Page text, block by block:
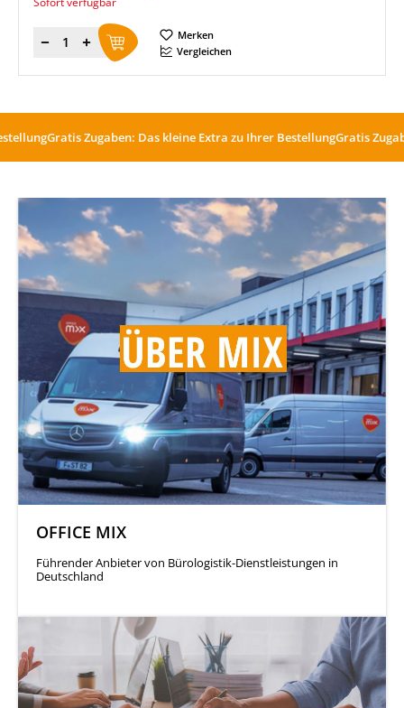
Menge
Merken
Vergleichen
Gratis Zugaben: Das kleine Extra zu Ihrer BestellungGratis Zugaben:
OFFICE MIX
Führender Anbieter von Bürologistik-Dienstleistungen in
Deutschland